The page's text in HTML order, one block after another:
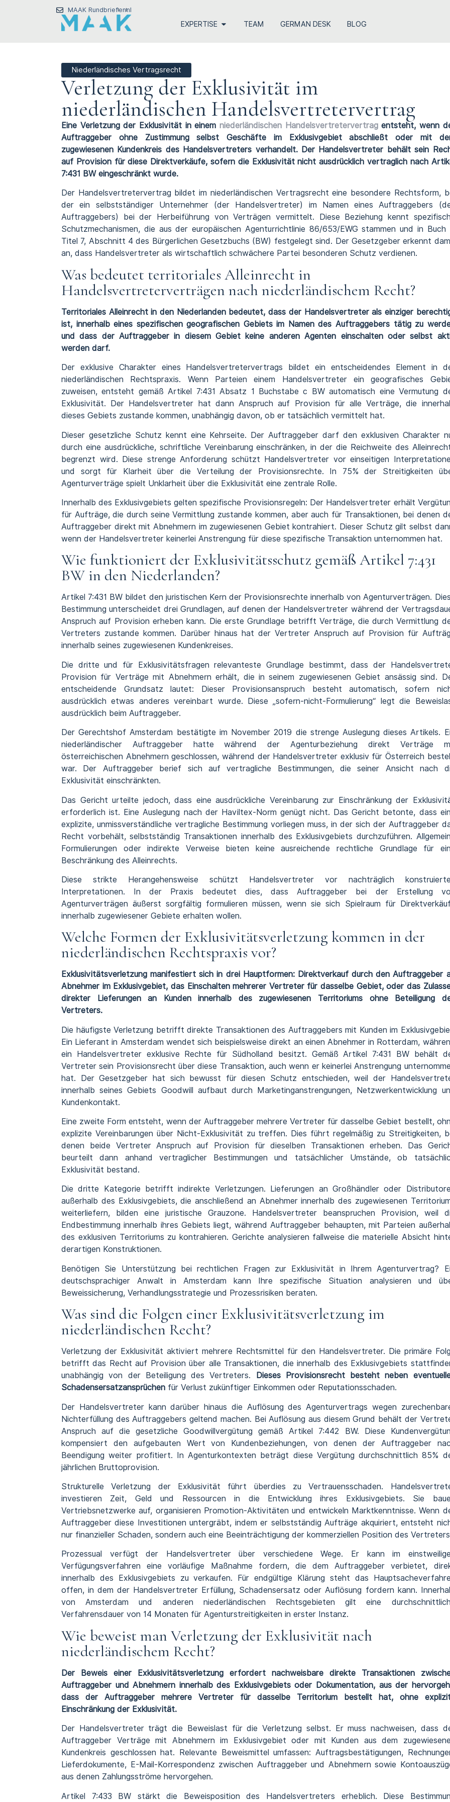
MAAK Rundbriefennl
EXPERTISE TEAM GERMAN DESK BLOG
Niederländisches Vertragsrecht
Verletzung der Exklusivität im
niederländischen Handelsvertretervertrag
Eine Verletzung der Exklusivität in einem niederländischen Handelsvertretervertragentsteht, wenn
Auftraggeber ohne Zustimmung selbst Geschäfte im Exklusivgebiet abschließt oder mit
zugewiesenen Kundenkreis des Handelsvertreters verhandelt. Der Handelsvertreter behält sein
auf Provision für diese Direktverkäufe, sofern die Exklusivität nicht ausdrücklich vertraglich nach
7:431 BW eingeschränkt wurde.
Der Handelsvertretervertrag bildet im niederländischen Vertragsrecht eine besondere Rechtsform,
der ein selbstständiger Unternehmer (der Handelsvertreter) im Namen eines Auftraggebers
Auftraggebers) bei der Herbeiführung von Verträgen vermittelt. Diese Beziehung kennt
Schutzmechanismen, die aus der europäischen Agenturrichtlinie 86/653/EWG stammen und in Buch
Titel 7, Abschnitt 4 des Bürgerlichen Gesetzbuchs (BW) festgelegt sind. Der Gesetzgeber erkennt
an, dass Handelsvertreter als wirtschaftlich schwächere Partei besonderen Schutz verdienen.
Was bedeutet territoriales Alleinrecht in
Handelsvertreterverträgen nach niederländischem Recht?
Territoriales Alleinrecht in den Niederlanden bedeutet, dass der Handelsvertreter als einziger
ist, innerhalb eines spezifischen geografischen Gebiets im Namen des Auftraggebers tätig zu
und dass der Auftraggeber in diesem Gebiet keine anderen Agenten einschalten oder selbst
werden darf.
Der exklusive Charakter eines Handelsvertretervertrags bildet ein entscheidendes Element in
niederländischen Rechtspraxis. Wenn Parteien einem Handelsvertreter ein geografisches
zuweisen, entsteht gemäß Artikel 7:431 Absatz 1 Buchstabe c BW automatisch eine Vermutung
Exklusivität. Der Handelsvertreter hat dann Anspruch auf Provision für alle Verträge, die
dieses Gebiets zustande kommen, unabhängig davon, ob er tatsächlich vermittelt hat.
Dieser gesetzliche Schutz kennt eine Kehrseite. Der Auftraggeber darf den exklusiven Charakter
durch eine ausdrückliche, schriftliche Vereinbarung einschränken, in der die Reichweite des
begrenzt wird. Diese strenge Anforderung schützt Handelsvertreter vor einseitigen
und sorgt für Klarheit über die Verteilung der Provisionsrechte. In 75% der Streitigkeiten
Agenturverträge spielt Unklarheit über die Exklusivität eine zentrale Rolle.
Innerhalb des Exklusivgebiets gelten spezifische Provisionsregeln: Der Handelsvertreter erhält
für Aufträge, die durch seine Vermittlung zustande kommen, aber auch für Transaktionen, bei denen
Auftraggeber direkt mit Abnehmern im zugewiesenen Gebiet kontrahiert. Dieser Schutz gilt selbst
wenn der Handelsvertreter keinerlei Anstrengung für diese spezifische Transaktion unternommen hat.
Wie funktioniert der Exklusivitätsschutz gemäß Artikel 7:431
BW in den Niederlanden?
Artikel 7:431 BW bildet den juristischen Kern der Provisionsrechte innerhalb von Agenturverträgen.
Bestimmung unterscheidet drei Grundlagen, auf denen der Handelsvertreter während der
Anspruch auf Provision erheben kann. Die erste Grundlage betrifft Verträge, die durch Vermittlung
Vertreters zustande kommen. Darüber hinaus hat der Vertreter Anspruch auf Provision für
innerhalb seines zugewiesenen Kundenkreises.
Die dritte und für Exklusivitätsfragen relevanteste Grundlage bestimmt, dass der
Provision für Verträge mit Abnehmern erhält, die in seinem zugewiesenen Gebiet ansässig sind.
entscheidende Grundsatz lautet: Dieser Provisionsanspruch besteht automatisch, sofern
ausdrücklich etwas anderes vereinbart wurde. Diese „sofern-nicht-Formulierung“ legt die
ausdrücklich beim Auftraggeber.
Der Gerechtshof Amsterdam bestätigte im November 2019 die strenge Auslegung dieses Artikels.
niederländischer Auftraggeber hatte während der Agenturbeziehung direkt Verträge
österreichischen Abnehmern geschlossen, während der Handelsvertreter exklusiv für Österreich
war. Der Auftraggeber berief sich auf vertragliche Bestimmungen, die seiner Ansicht nach
Exklusivität einschränkten.
Das Gericht urteilte jedoch, dass eine ausdrückliche Vereinbarung zur Einschränkung der
erforderlich ist. Eine Auslegung nach der Haviltex-Norm genügt nicht. Das Gericht betonte, dass
explizite, unmissverständliche vertragliche Bestimmung vorliegen muss, in der sich der Auftraggeber
Recht vorbehält, selbstständig Transaktionen innerhalb des Exklusivgebiets durchzuführen.
Formulierungen oder indirekte Verweise bieten keine ausreichende rechtliche Grundlage für
Beschränkung des Alleinrechts.
Diese strikte Herangehensweise schützt Handelsvertreter vor nachträglich
Interpretationen. In der Praxis bedeutet dies, dass Auftraggeber bei der Erstellung
Agenturverträgen äußerst sorgfältig formulieren müssen, wenn sie sich Spielraum für
innerhalb zugewiesener Gebiete erhalten wollen.
Welche Formen der Exklusivitätsverletzung kommen in der
niederländischen Rechtspraxis vor?
Exklusivitätsverletzung manifestiert sich in drei Hauptformen: Direktverkauf durch den Auftraggeber
Abnehmer im Exklusivgebiet, das Einschalten mehrerer Vertreter für dasselbe Gebiet, oder das
direkter Lieferungen an Kunden innerhalb des zugewiesenen Territoriums ohne Beteiligung
Vertreters.
Die häufigste Verletzung betrifft direkte Transaktionen des Auftraggebers mit Kunden im
Ein Lieferant in Amsterdam wendet sich beispielsweise direkt an einen Abnehmer in Rotterdam,
ein Handelsvertreter exklusive Rechte für Südholland besitzt. Gemäß Artikel 7:431 BW behält
Vertreter sein Provisionsrecht über diese Transaktion, auch wenn er keinerlei Anstrengung
hat. Der Gesetzgeber hat sich bewusst für diesen Schutz entschieden, weil der
innerhalb seines Gebiets Goodwill aufbaut durch Marketinganstrengungen, Netzwerkentwicklung
Kundenkontakt.
Eine zweite Form entsteht, wenn der Auftraggeber mehrere Vertreter für dasselbe Gebiet bestellt,
explizite Vereinbarungen über Nicht-Exklusivität zu treffen. Dies führt regelmäßig zu Streitigkeiten,
denen beide Vertreter Anspruch auf Provision für dieselben Transaktionen erheben. Das
beurteilt dann anhand vertraglicher Bestimmungen und tatsächlicher Umstände, ob
Exklusivität bestand.
Die dritte Kategorie betrifft indirekte Verletzungen. Lieferungen an Großhändler oder
außerhalb des Exklusivgebiets, die anschließend an Abnehmer innerhalb des zugewiesenen
weiterliefern, bilden eine juristische Grauzone. Handelsvertreter beanspruchen Provision, weil
Endbestimmung innerhalb ihres Gebiets liegt, während Auftraggeber behaupten, mit Parteien
des exklusiven Territoriums zu kontrahieren. Gerichte analysieren fallweise die materielle Absicht
derartigen Konstruktionen.
Benötigen Sie Unterstützung bei rechtlichen Fragen zur Exklusivität in Ihrem Agenturvertrag?
deutschsprachiger Anwalt in Amsterdam kann Ihre spezifische Situation analysieren und
Beweissicherung, Verhandlungsstrategie und Prozessrisiken beraten.
Was sind die Folgen einer Exklusivitätsverletzung im
niederländischen Recht?
Verletzung der Exklusivität aktiviert mehrere Rechtsmittel für den Handelsvertreter. Die primäre
betrifft das Recht auf Provision über alle Transaktionen, die innerhalb des Exklusivgebiets
unabhängig von der Beteiligung des Vertreters.
Dieses Provisionsrecht besteht neben
Schadensersatzansprüchen für Verlust zukünftiger Einkommen oder Reputationsschaden.
Der Handelsvertreter kann darüber hinaus die Auflösung des Agenturvertrags wegen
Nichterfüllung des Auftraggebers geltend machen. Bei Auflösung aus diesem Grund behält der
Anspruch auf die gesetzliche Goodwillvergütung gemäß Artikel 7:442 BW. Diese
kompensiert den aufgebauten Wert von Kundenbeziehungen, von denen der Auftraggeber
Beendigung weiter profitiert. In Agenturkontexten beträgt diese Vergütung durchschnittlich 85%
jährlichen Bruttoprovision.
Strukturelle Verletzung der Exklusivität führt überdies zu Vertrauensschaden.
investieren Zeit, Geld und Ressourcen in die Entwicklung ihres Exklusivgebiets. Sie
Vertriebsnetzwerke auf, organisieren Promotion-Aktivitäten und entwickeln Marktkenntnisse. Wenn
Auftraggeber diese Investitionen untergräbt, indem er selbstständig Aufträge akquiriert, entsteht
nur finanzieller Schaden, sondern auch eine Beeinträchtigung der kommerziellen Position des
Prozessual verfügt der Handelsvertreter über verschiedene Wege. Er kann im
Verfügungsverfahren eine vorläufige Maßnahme fordern, die dem Auftraggeber verbietet,
innerhalb des Exklusivgebiets zu verkaufen. Für endgültige Klärung steht das
offen, in dem der Handelsvertreter Erfüllung, Schadensersatz oder Auflösung fordern kann.
von Amsterdam und anderen niederländischen Rechtsgebieten gilt eine
Verfahrensdauer von 14 Monaten für Agenturstreitigkeiten in erster Instanz.
Wie beweist man Verletzung der Exklusivität nach
niederländischem Recht?
Der Beweis einer Exklusivitätsverletzung erfordert nachweisbare direkte Transaktionen
Auftraggeber und Abnehmern innerhalb des Exklusivgebiets oder Dokumentation, aus der
dass der Auftraggeber mehrere Vertreter für dasselbe Territorium bestellt hat, ohne
Einschränkung der Exklusivität.
Der Handelsvertreter trägt die Beweislast für die Verletzung selbst. Er muss nachweisen, dass
Auftraggeber Verträge mit Abnehmern im Exklusivgebiet oder mit Kunden aus dem
Kundenkreis geschlossen hat. Relevante Beweismittel umfassen: Auftragsbestätigungen,
Lieferdokumente, E-Mail-Korrespondenz zwischen Auftraggeber und Abnehmern sowie
aus denen Zahlungsströme hervorgehen.
Artikel 7:433 BW stärkt die Beweisposition des Handelsvertreters erheblich. Diese